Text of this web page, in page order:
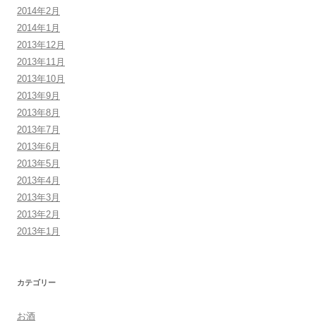
2014年2月
2014年1月
2013年12月
2013年11月
2013年10月
2013年9月
2013年8月
2013年7月
2013年6月
2013年5月
2013年4月
2013年3月
2013年2月
2013年1月
カテゴリー
お酒